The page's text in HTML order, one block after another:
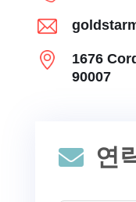
 연
1676
90007